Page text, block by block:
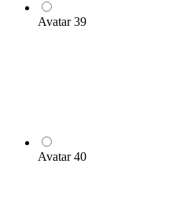
Avatar 39
Avatar 40